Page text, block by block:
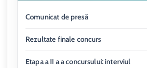
Comunicat de presă
Rezultate finale concurs
Etapa a II a a concursului: interviul